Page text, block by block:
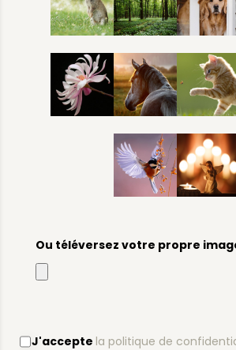
Ou téléversez votre propre
J'accepte la politique de